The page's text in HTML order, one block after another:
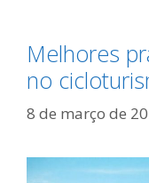
Melhores
no
8 de março de